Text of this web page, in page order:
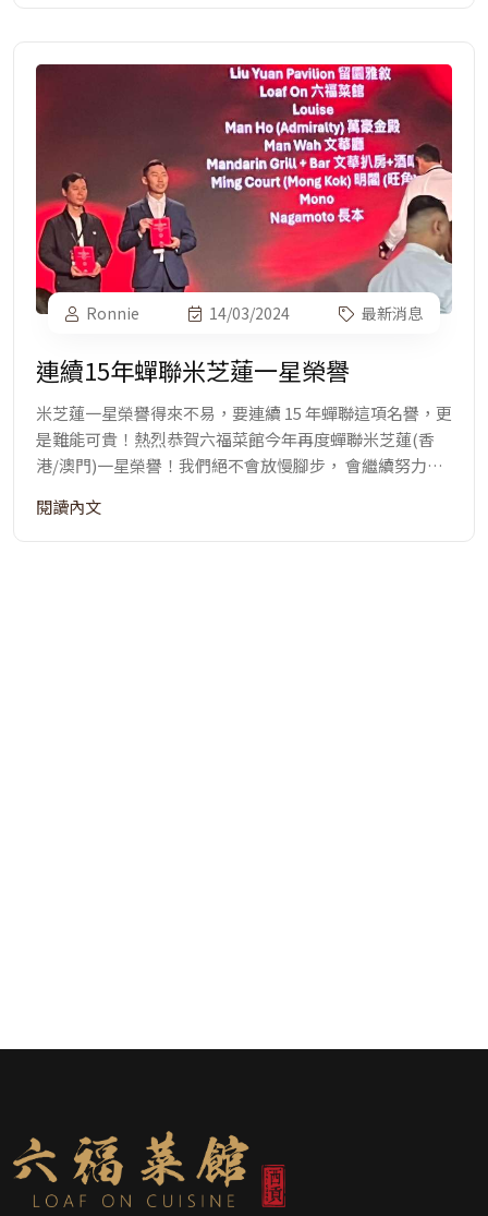
Ronnie 14/03/2024 最新消息
連續15年蟬聯米芝蓮一星榮譽
米芝蓮一星榮譽得來不易，要連續 15 年蟬聯這項名譽，更
是難能可貴！熱烈恭賀六福菜館今年再度蟬聯米芝蓮(香
港/澳門)一星榮譽！我們絕不會放慢腳步， 會繼續努力，
閱讀內文